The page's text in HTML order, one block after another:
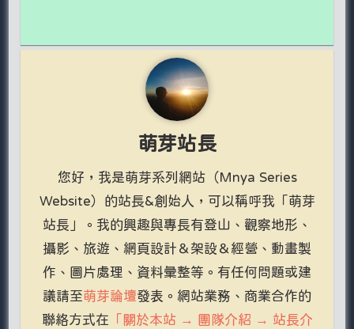
萌芽站長
您好，我是萌芽系列網站（Mnya Series
Website）的站長&創始人，可以稱呼我「萌芽
站長」。我的興趣與專長有登山、觀察地形、
攝影、旅遊、網頁設計＆架設＆經營、動畫製
作、圖片處理、資料彙整等。有任何問題或建
議請至萌芽論壇發表。網站業務、商業合作的
聯絡方式在 「關於本站 → 團隊介紹 → 站長介